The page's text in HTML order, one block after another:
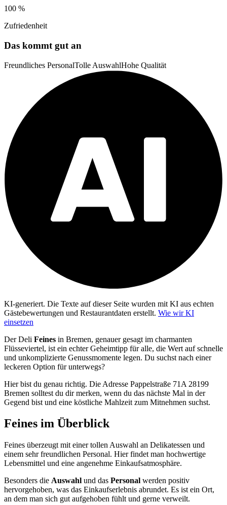
100 %
Zufriedenheit
Das kommt gut an
Freundliches PersonalTolle AuswahlHohe Qualität
KI-generiert. Die Texte auf dieser Seite wurden mit KI aus echten
Gästebewertungen und Restaurantdaten erstellt. Wie wir KI
einsetzen
Der Deli Feines in Bremen, genauer gesagt im charmanten
Flüsseviertel, ist ein echter Geheimtipp für alle, die Wert auf schnelle
und unkomplizierte Genussmomente legen. Du suchst nach einer
leckeren Option für unterwegs?
Hier bist du genau richtig. Die Adresse Pappelstraße 71A 28199
Bremen solltest du dir merken, wenn du das nächste Mal in der
Gegend bist und eine köstliche Mahlzeit zum Mitnehmen suchst.
Feines im Überblick
Feines überzeugt mit einer tollen Auswahl an Delikatessen und
einem sehr freundlichen Personal. Hier findet man hochwertige
Lebensmittel und eine angenehme Einkaufsatmosphäre.
Besonders die Auswahl und das Personal werden positiv
hervorgehoben, was das Einkaufserlebnis abrundet. Es ist ein Ort,
an dem man sich gut aufgehoben fühlt und gerne verweilt.